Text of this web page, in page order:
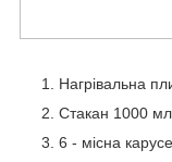
Нагрівальна
Стакан 1000 мл
6 - місна